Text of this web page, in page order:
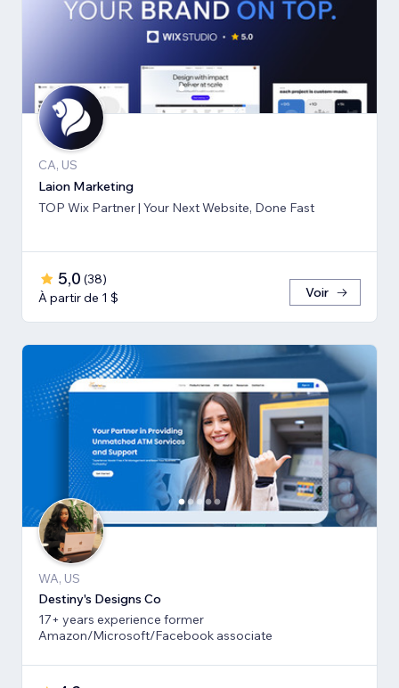
CA, US
Laion Marketing
TOP Wix Partner | Your Next Website, Done Fast
5,0 (38)
À partir de 1 $
Voir
WA, US
Destiny's Designs Co
17+ years experience former
Amazon/Microsoft/Facebook associate